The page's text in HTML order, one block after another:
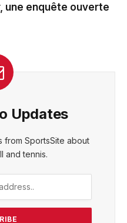
une enquête ouverte
Updates
from SportsSite about
and tennis.